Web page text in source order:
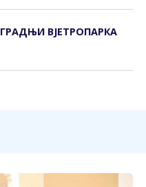
ВЈЕТРОПАРКА